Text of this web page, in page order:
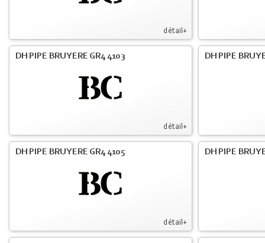
détail+
détail+
DH PIPE BRUYERE GR4 4103 DH PIPE
détail+
DH PIPE BRUYERE GR4 4105 DH PIPE